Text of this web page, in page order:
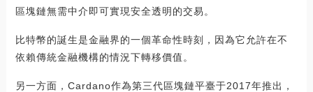
區塊鏈無需中介即可實現安全透明的交易。
比特幣的誕生是金融界的一個革命性時刻，因為它允許在不
依賴傳統金融機構的情況下轉移價值。
另一方面，Cardano作為第三代區塊鏈平臺于2017年推出，